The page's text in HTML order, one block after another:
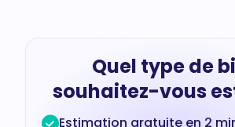
Quel type de
souhaitez-vous
Estimation gratuite en 2